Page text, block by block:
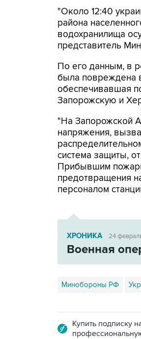
"Около 12:40
района
водохранилища
представитель
По его данным, в
была повреждена
обеспечивавшая
Запорожскую и
"На Запорожской
напряжения,
система защиты,
Прибывшим
предотвращения
персоналом
ХРОНИКА 24
Военная
Минобороны РФ
Купить подписку